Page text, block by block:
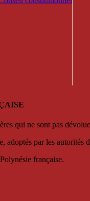
qui ne sont pas
adoptés par les autorités
française.